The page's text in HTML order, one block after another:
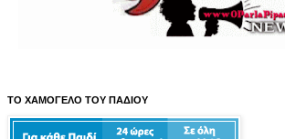
ΤΟ ΧΑΜΟΓΕΛΟ ΤΟΥ ΠΑΔΙΟΥ